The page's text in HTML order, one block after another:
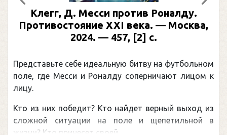
Клегг, Д. Месси против Роналду.
Противостояние XXI века. — Москва,
2024. — 457, [2] с.
Представьте себе идеальную битву на футбольном
поле, где Месси и Роналду соперничают лицом к
лицу.
Кто из них победит? Кто найдет верный выход из
сложной ситуации на поле и щепетильной в
жизни? Кто принесет своей ...
Предыдущий